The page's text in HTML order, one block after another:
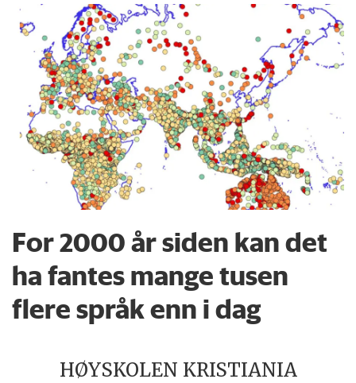
For 2000 år siden kan det
ha fantes mange tusen
flere språk enn i dag
HØYSKOLEN KRISTIANIA